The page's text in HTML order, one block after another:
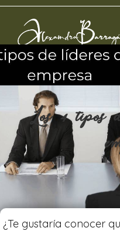
Los 4 tipos
¿Te gustaría conocer